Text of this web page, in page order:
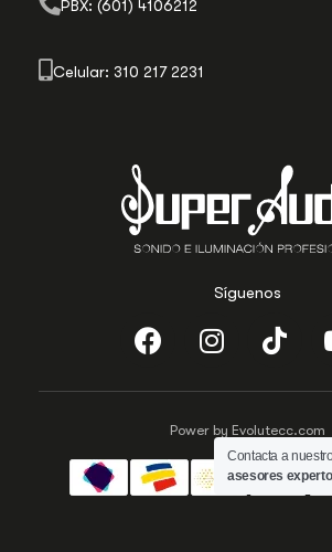
Síguenos
PBX: (601) 4106212
Celular: 310 217 2231
Power by Evolutecc.com
Contacta a
asesores